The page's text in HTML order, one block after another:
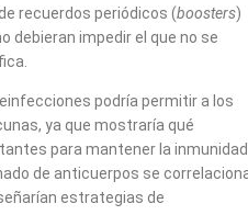
recuerdos periódicos (boosters)
debieran impedir el que no se
podría permitir a los
ya que mostraría qué
para mantener la
de anticuerpos se
estrategias de